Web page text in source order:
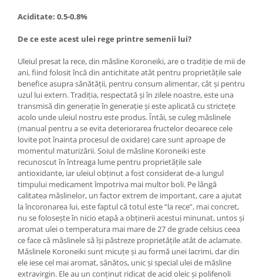
Aciditate: 0.5-0.8%
De ce este acest ulei rege printre semenii lui?
Uleiul presat la rece, din măsline Koroneiki, are o tradiție de mii de
ani, fiind folosit încă din antichitate atât pentru proprietățile sale
benefice asupra sănătății, pentru consum alimentar, cât și pentru
uzul lui extern. Tradiția, respectată și în zilele noastre, este una
transmisă din generație în generație și este aplicată cu strictețe
acolo unde uleiul nostru este produs. Întâi, se culeg măslinele
(manual pentru a se evita deteriorarea fructelor deoarece cele
lovite pot înainta procesul de oxidare) care sunt aproape de
momentul maturizării. Soiul de măsline Koroneiki este
recunoscut în întreaga lume pentru proprietățile sale
antioxidante, iar uleiul obținut a fost considerat de-a lungul
timpului medicament împotriva mai multor boli. Pe lângă
calitatea măslinelor, un factor extrem de important, care a ajutat
la încoronarea lui, este faptul că totul este “la rece”, mai concret,
nu se folosește în nicio etapă a obținerii acestui minunat, untos și
aromat ulei o temperatura mai mare de 27 de grade celsius ceea
ce face că măslinele să își păstreze proprietățile atât de aclamate.
Măslinele Koroneiki sunt micuțe și au formă unei lacrimi, dar din
ele iese cel mai aromat, sănătos, unic și special ulei de măsline
extravirgin. Ele au un conținut ridicat de acid oleic și polifenoli